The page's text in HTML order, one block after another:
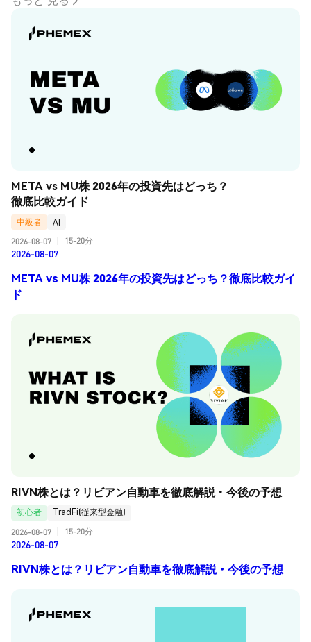
META vs MU株 2026年の投資先はどっち？
徹底比較ガイド
中級者
AI
2026-08-07
15-20分
2026-08-07
META vs MU株 2026年の投資先はどっち？徹底比較ガイ
ド
RIVN株とは？リビアン自動車を徹底解説・今後の予想
初心者
TradFi(従来型金融)
2026-08-07
15-20分
2026-08-07
RIVN株とは？リビアン自動車を徹底解説・今後の予想